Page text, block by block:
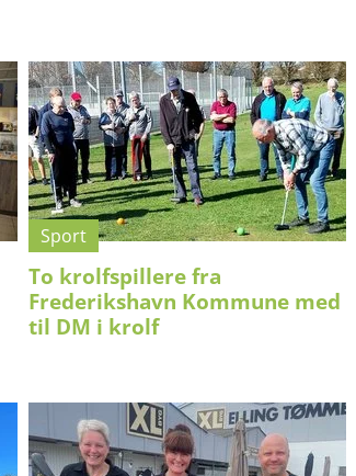
Sport
To krolfspillere fra
Frederikshavn Kommune med
til DM i krolf